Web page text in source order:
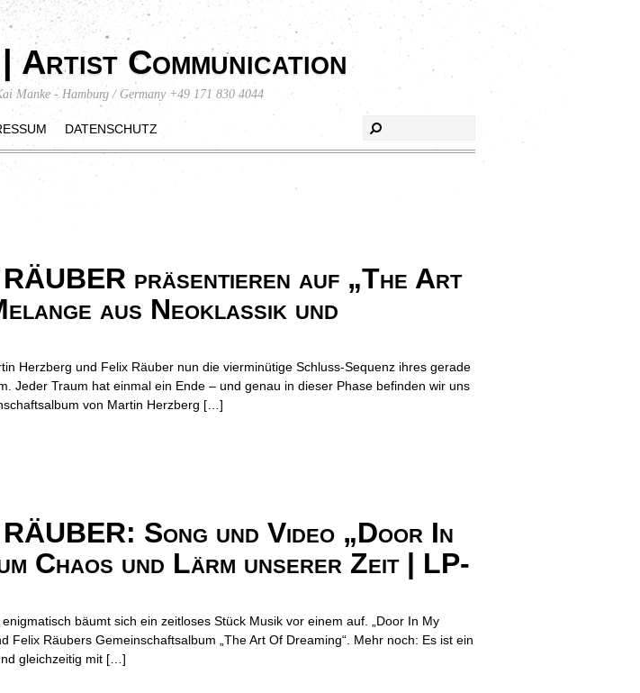
Artist Communication
Manke - Hamburg / Germany +49 171 830 4044
DATENSCHUTZ
präsentieren auf „The Art
aus Neoklassik und
Herzberg und Felix Räuber nun die vierminütige Schluss-Sequenz ihres gerade
Jeder Traum hat einmal ein Ende – und genau in dieser Phase befinden wir uns
von Martin Herzberg […]
Song und Video „Door In
Chaos und Lärm unserer Zeit | LP-
bäumt sich ein zeitloses Stück Musik vor einem auf. „Door In My
Räubers Gemeinschaftsalbum „The Art Of Dreaming“. Mehr noch: Es ist ein
gleichzeitig mit […]